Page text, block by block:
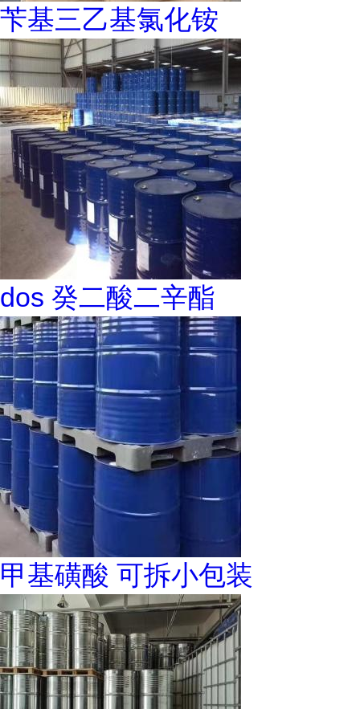
苄基三乙基氯化铵
dos 癸二酸二辛酯
甲基磺酸 可拆小包装